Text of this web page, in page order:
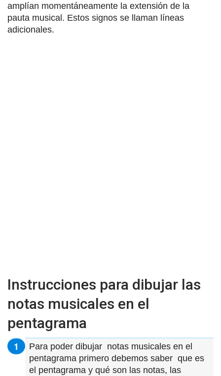
amplían momentáneamente la extensión de la
pauta musical. Estos signos se llaman líneas
adicionales.
Instrucciones para dibujar las
notas musicales en el
pentagrama
Para poder dibujar notas musicales en el
pentagrama primero debemos saber que es
el pentagrama y qué son las notas, las